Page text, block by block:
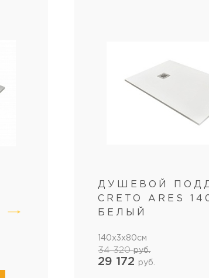
ДУШЕВОЙ
CRETO ARES
БЕЛЫЙ
140x3x80см
34 320руб.
29 172 руб.